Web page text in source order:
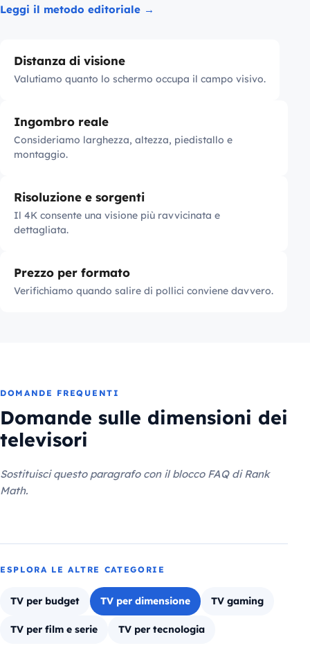
Leggi il metodo editoriale →
Distanza di visione
Valutiamo quanto lo schermo occupa il campo visivo.
Ingombro reale
Consideriamo larghezza, altezza, piedistallo e
montaggio.
Risoluzione e sorgenti
Il 4K consente una visione più ravvicinata e
dettagliata.
Prezzo per formato
Verifichiamo quando salire di pollici conviene davvero.
DOMANDE FREQUENTI
Domande sulle dimensioni dei
televisori
Sostituisci questo paragrafo con il blocco FAQ di Rank
Math.
ESPLORA LE ALTRE CATEGORIE
TV per budget TV per dimensione TV gaming
TV per film e serie TV per tecnologia